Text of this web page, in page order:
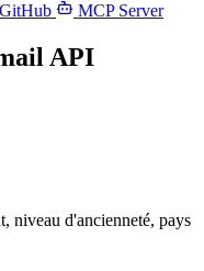
MCP Server
API
niveau d'ancienneté, pays